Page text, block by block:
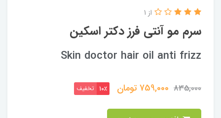
سرم مو آنتی فرز دکتر اسکین
از 1
Skin doctor hair oil anti frizz
835,000
759,000تومان 10٪ تخفیف